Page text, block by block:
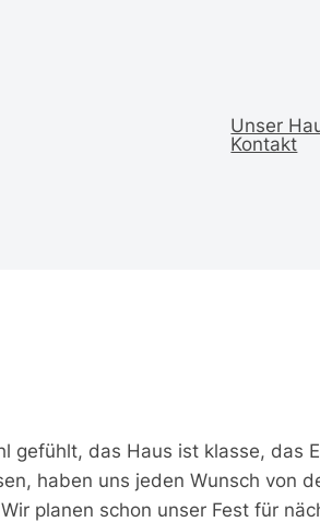
Unser
Kontakt
gefühlt, das Haus ist klasse, das
haben uns jeden Wunsch von
planen schon unser Fest für